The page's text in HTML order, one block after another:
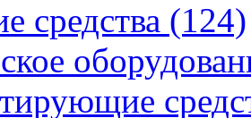
средства (124)